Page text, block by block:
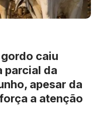
caiu
parcial da
apesar da
a atenção